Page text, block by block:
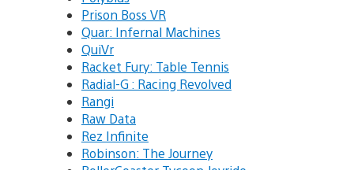
Prison Boss VR
Quar: Infernal Machines
QuiVr
Racket Fury: Table Tennis
Radial-G : Racing Revolved
Rangi
Raw Data
Rez Infinite
Robinson: The Journey